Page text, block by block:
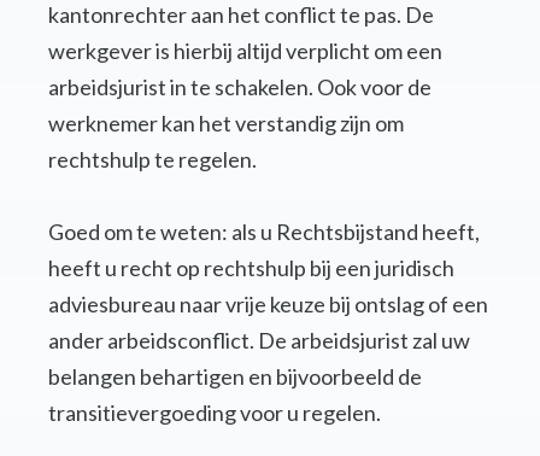
kantonrechter aan het conflict te pas. De
werkgever is hierbij altijd verplicht om een
arbeidsjurist in te schakelen. Ook voor de
werknemer kan het verstandig zijn om
rechtshulp te regelen.
Goed om te weten: als u Rechtsbijstand heeft,
heeft u recht op rechtshulp bij een juridisch
adviesbureau naar vrije keuze bij ontslag of een
ander arbeidsconflict. De arbeidsjurist zal uw
belangen behartigen en bijvoorbeeld de
transitievergoeding voor u regelen.